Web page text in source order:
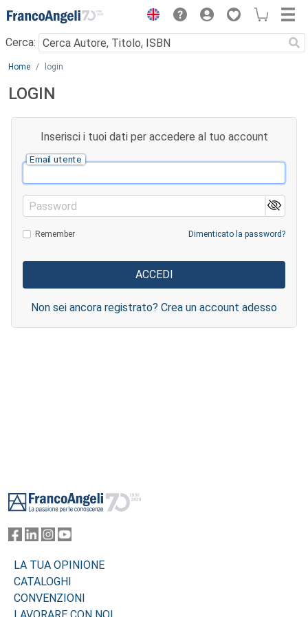
Menu
Cerca:
Main content
Home login
LOGIN
Inserisci i tuoi dati per accedere al tuo account
Email utente
Password
Remember Dimenticato la password?
Non sei ancora registrato? Crea un account adesso
LA TUA OPINIONE
CATALOGHI
CONVENZIONI